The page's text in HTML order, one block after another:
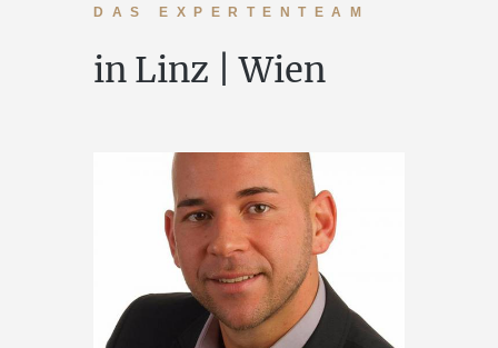
DAS EXPERTENTEAM
in Linz | Wien